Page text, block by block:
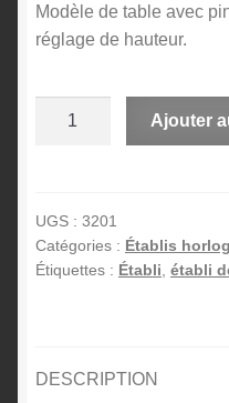
Modèle de table avec
réglage de hauteur.
quantité
de
table
à
accoudoirs)
Ajouter
UGS : 3201
Catégories : Établis
Étiquettes : Établi, établi
DESCRIPTION